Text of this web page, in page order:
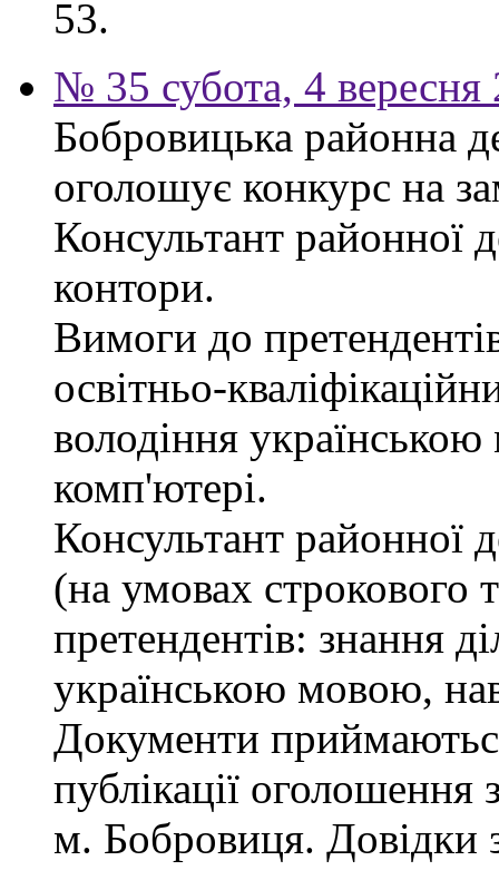
53.
№ 35 субота, 4 вересня
Бобровицька районна
оголошує конкурс на
Консультант районної
контори.
Вимоги до
освітньо-
володіння
комп'ютері.
Консультант районної
(на умовах строкового
претендентів: знання
українською мовою,
Документи
публікації
м. Бобровиця. Довідки